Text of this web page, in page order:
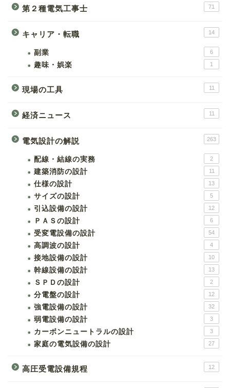
第２種電気工事士 71
キャリア・転職 14
副業 6
趣味・娯楽 1
現場の工具 11
経済ニュース 11
電気設計の解説 263
配線・結線の実務 2
建築消防の設計 11
仕様の設計 13
サイズの設計 5
引込設備の設計 12
ＰＡＳの設計 6
受変電設備の設計 54
高調波の設計 4
接地設備の設計 10
幹線設備の設計 13
ＳＰＤの設計 2
分電盤の設計 12
強電設備の設計 32
弱電設備の設計 3
カーボンニュートラルの設計 3
家庭の電気設備の設計 27
高圧受電設備規程 12